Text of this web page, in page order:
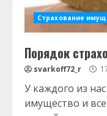
Страхование
Порядок
svarkoff72_r
У каждого из
имущество и